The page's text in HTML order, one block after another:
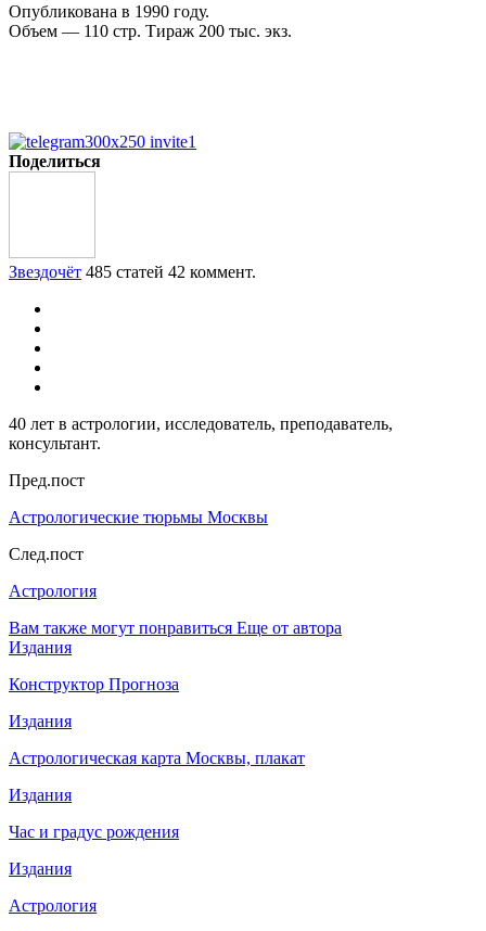
Опубликована в 1990 году.
Объем — 110 стр. Тираж 200 тыс. экз.
Поделиться
Звездочёт 485 статей 42 коммент.
40 лет в астрологии, исследователь, преподаватель,
консультант.
Пред.пост
Астрологические тюрьмы Москвы
След.пост
Астрология
Вам также могут понравиться Еще от автора
Издания
Конструктор Прогноза
Издания
Астрологическая карта Москвы, плакат
Издания
Час и градус рождения
Издания
Астрология